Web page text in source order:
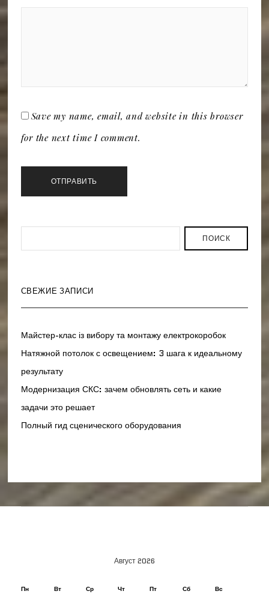
Save my name, email, and website in this browser
for the next time I comment.
ПОИСК
СВЕЖИЕ ЗАПИСИ
Майстер-клас із вибору та монтажу електрокоробок
Натяжной потолок с освещением: 3 шага к идеальному
результату
Модернизация СКС: зачем обновлять сеть и какие
задачи это решает
Полный гид сценического оборудования
Август 2026
Пн Вт Ср Чт Пт Сб Вс